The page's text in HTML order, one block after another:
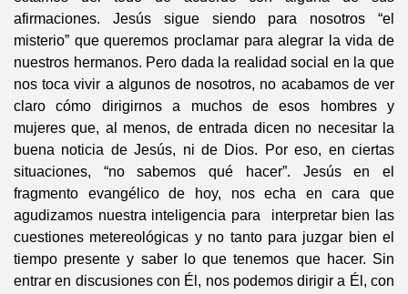
afirmaciones. Jesús sigue siendo para nosotros “el
misterio” que queremos proclamar para alegrar la vida de
nuestros hermanos. Pero dada la realidad social en la que
nos toca vivir a algunos de nosotros, no acabamos de ver
claro cómo dirigirnos a muchos de esos hombres y
mujeres que, al menos, de entrada dicen no necesitar la
buena noticia de Jesús, ni de Dios. Por eso, en ciertas
situaciones, “no sabemos qué hacer”. Jesús en el
fragmento evangélico de hoy, nos echa en cara que
agudizamos nuestra inteligencia para interpretar bien las
cuestiones metereológicas y no tanto para juzgar bien el
tiempo presente y saber lo que tenemos que hacer. Sin
entrar en discusiones con Él, nos podemos dirigir a Él, con